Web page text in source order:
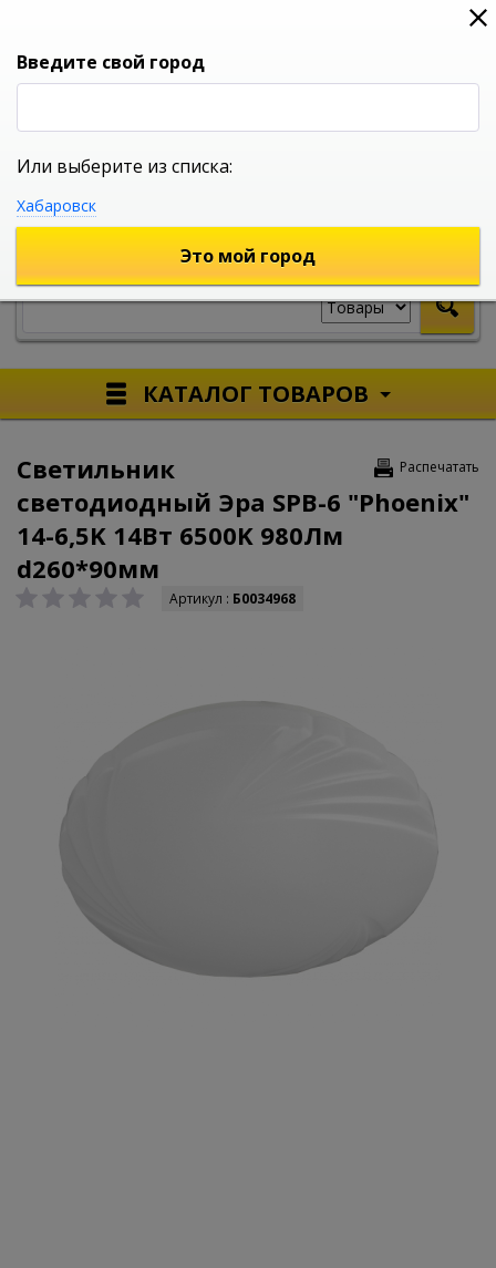
0
УНИВЕРСАЛЬНЫЙ ИНТЕРНЕТ МАГАЗИН
КАТАЛОГ ТОВАРОВ
Распечатать
Светильник
светодиодный Эра SPB-6 "Phoenix"
14-6,5K 14Вт 6500K 980Лм
d260*90мм
Артикул : Б0034968
Введите свой город
Или выберите из списка:
Хабаровск
Это мой город